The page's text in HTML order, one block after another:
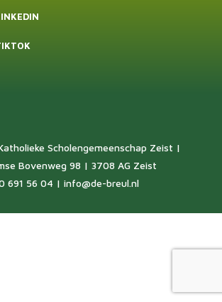
Scholengemeenschap Zeist |
Bovenweg 98 | 3708 AG Zeist
691 56 04 | info@de-breul.nl